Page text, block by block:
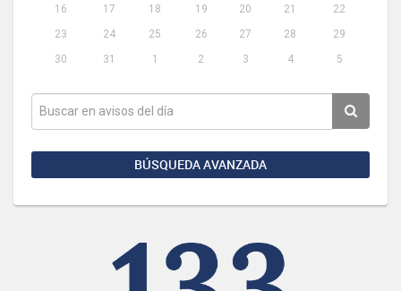
16
17 18 19 20 21
22
23
24 25 26 27 28
29
30
31 1 2 3 4 5
BÚSQUEDA AVANZADA